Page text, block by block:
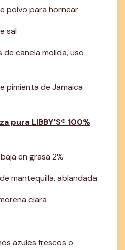
polvo para hornear
sal
de canela molida, uso
pimienta de Jamaica
pura LIBBY'S® 100%
en grasa 2%
mantequilla, ablandada
clara
azules frescos o